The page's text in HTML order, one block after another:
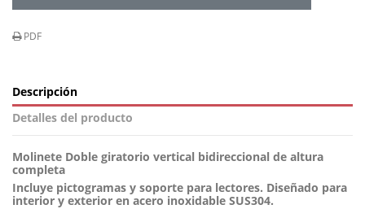
PDF
Descripción
Detalles del producto
Molinete Doble giratorio vertical bidireccional de altura
completa
Incluye pictogramas y soporte para lectores. Diseñado para
interior y exterior en acero inoxidable SUS304.